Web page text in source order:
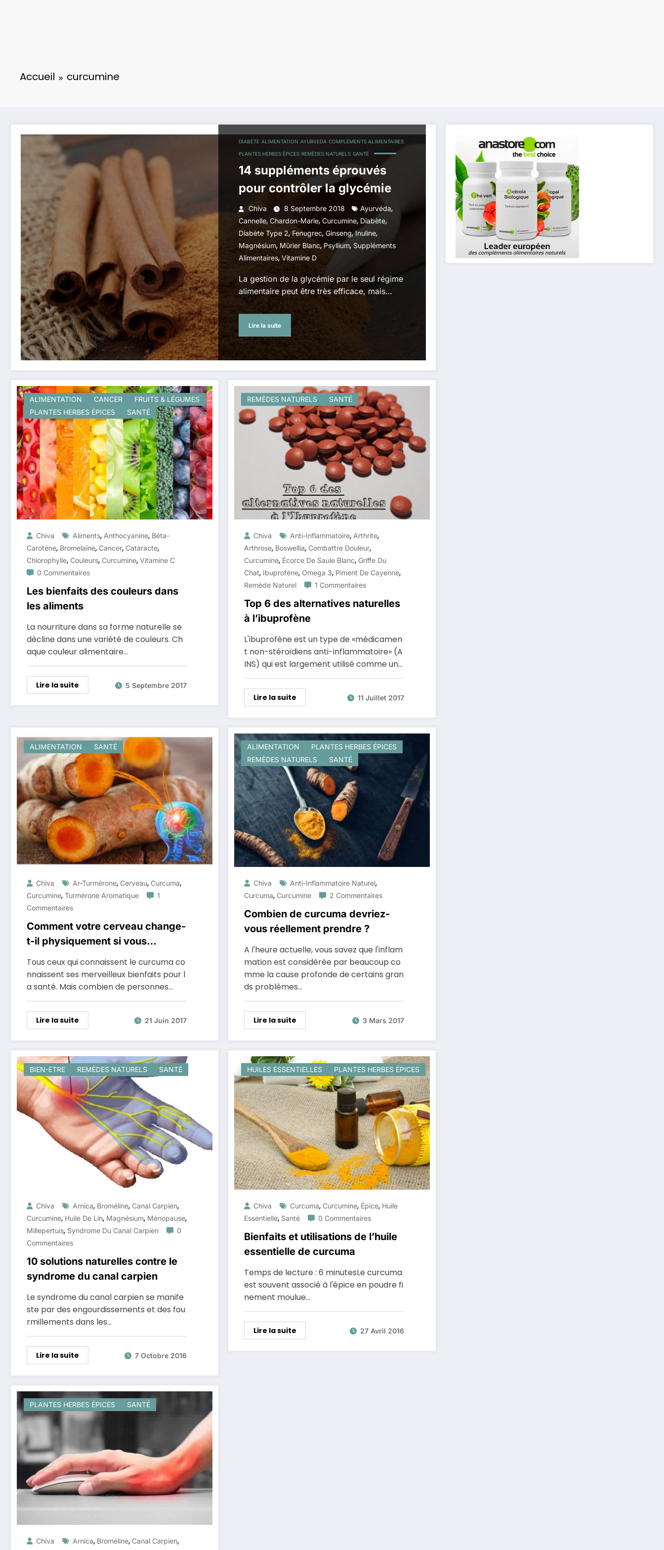
Accueil curcumine
DIABÈTE ALIMENTATION AYURVEDA COMPLÉMENTS ALIMENTAIRES
PLANTES HERBES ÉPICES REMÈDES NATURELS SANTÉ
14 suppléments éprouvés
pour contrôler la glycémie
Chiva 8 Septembre 2018 Ayurvéda,
Cannelle, Chardon-Marie, Curcumine, Diabète,
Diabète Type 2, Fenugrec, Ginseng,Inuline,
Magnésium, Mûrier Blanc, Psyllium, Suppléments
Alimentaires, Vitamine D
La gestion de la glycémie par le seul régime
alimentaire peut être très efficace, mais…
Lire la suite
ALIMENTATION CANCER
FRUITS & LÉGUMES
PLANTES HERBES ÉPICES
SANTÉ
Chiva Aliments, Anthocyanine, Béta-
Carotène, Bromelaïne, Cancer, Cataracte,
Chlorophylle, Couleurs, Curcumine, Vitamine C
0 Commentaires
Les bienfaits des couleurs dans
les aliments
La nourriture dans sa forme naturelle se
décline dans une variété de couleurs. Ch
aque couleur alimentaire…
Lire la suite 5 Septembre 2017
REMÈDES NATURELS SANTÉ
Chiva Anti-Inflammatoire, Arthrite,
Arthrose, Boswellia, Combattre Douleur,
Curcumine, Écorce De Saule Blanc, Griffe Du
Chat, Ibuprofène, Omega 3, Piment De Cayenne,
Remède Naturel 1 Commentaires
Top 6 des alternatives naturelles
à l’ibuprofène
L'ibuprofène est un type de «médicamen
t non-stéroïdiens anti-inflammatoire» (A
INS) qui est largement utilisé comme un…
Lire la suite 11 Juillet 2017
ALIMENTATION SANTÉ
Chiva Ar-Turmérone, Cerveau, Curcuma,
Curcumine, Turmérone Aromatique
1
Commentaires
Comment votre cerveau change-
t-il physiquement si vous
consommez du curcuma racine
Tous ceux qui connaissent le curcuma co
nnaissent ses merveilleux bienfaits pour l
a santé. Mais combien de personnes…
Lire la suite 21 Juin 2017
ALIMENTATION
PLANTES HERBES ÉPICES
REMÈDES NATURELS
SANTÉ
Chiva Anti-Inflammatoire Naturel,
Curcuma, Curcumine 2 Commentaires
Combien de curcuma devriez-
vous réellement prendre ?
A l'heure actuelle, vous savez que l'inflam
mation est considérée par beaucoup co
mme la cause profonde de certains gran
ds problèmes…
Lire la suite 3 Mars 2017
BIEN-ETRE REMÈDES NATURELS SANTÉ
Chiva Arnica, Broméline, Canal Carpien,
Curcumine, Huile De Lin, Magnésium, Ménopause,
Millepertuis, Syndrome Du Canal Carpien
0
Commentaires
10 solutions naturelles contre le
syndrome du canal carpien
Le syndrome du canal carpien se manife
ste par des engourdissements et des fou
rmillements dans les…
Lire la suite 7 Octobre 2016
HUILES ESSENTIELLES PLANTES HERBES ÉPICES
Chiva Curcuma, Curcumine, Épice, Huile
Essentielle, Santé 0 Commentaires
Bienfaits et utilisations de l’huile
essentielle de curcuma
Temps de lecture : 6 minutesLe curcuma
est souvent associé à l'épice en poudre fi
nement moulue…
Lire la suite 27 Avril 2016
PLANTES HERBES ÉPICES SANTÉ
Chiva Arnica, Broméline, Canal Carpien,